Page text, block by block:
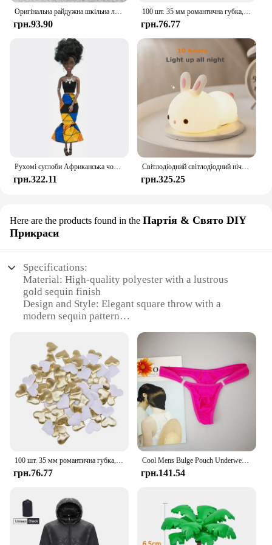
Оригінальна райдужна шкільна лялька у різних стилях можна вибрати взуття, підбори, чоботи, іграшки для дівчаток своїми руками
грн.93.90
100 шт. 35 мм романтична губка, атласна тканина, пелюстки серця, весільні конфетті, стіл, ліжко, пелюстки серця, весільні прикраси до Дня Святого Валентина
грн.76.77
Рухомі суглоби Африканська чорна лялька для американських ляльок Аксесуари Нуді Тіло з одягом для Барбі Іграшка Дівчинка Прикидайся Дитяча іграшка Подарунок
грн.322.11
Світлодіодний світлодіодний нічник із кроликом із сенсорним датчиком RGB, 16 кольорів, силіконова лампа-кролик, що перезаряджається через USB, для дітей, дитяча іграшка, подарунок на фестиваль
грн.325.25
Here are the products found in the Партія & Свято DIY
Прикраси
Specifications:
Material: High-quality polyester with a lustrous
gold sequin finish
Design and Style: Elegant square throw with a
modern sequin pattern
glamour to parties and events
Typical Adaptive Scenario: Perfect for festive
decorations, photo backdrops, and stage settings
Shape or Size or Weight or Quantity: Large square
throw, generously sized for maximum impact
Performance and Property: Durable and easy to
clean, maintaining its sparkle over time
Features:
**Elevate Your Celebrations with PartyDelight Gold
Sequin Throw**
PartyDelight Gold Sequin Square Throw. This
exquisite piece is crafted from premium polyester
with a lustrous gold sequin finish that catches the
light, creating a radiant and festive atmosphere. The
100 шт. 35 мм романтична губка, атласна тканина, пелюстки серця, весільні конфетті, стіл, ліжко, пелюстки серця, весільні прикраси до Дня Святого Валентина
грн.76.77
Cool Mens Bulge Pouch Underwear Button Man Underwear Sexy Hot Erotic Gay Male Thong G-String Plus Size M L XL
грн.141.54